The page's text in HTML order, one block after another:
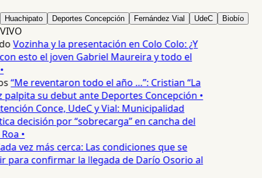
Huachipato Deportes Concepción Fernández Vial UdeC Biobío
VIVO
Vozinha y la presentación en Colo Colo: ¿Y
esto el joven Gabriel Maureira y todo el
“Me reventaron todo el año …”: Cristian “La
su debut ante Deportes Concepción •
Conce, UdeC y Vial: Municipalidad
decisión por “sobrecarga” en cancha del
•
vez más cerca: Las condiciones que se
para confirmar la llegada de Darío Osorio al